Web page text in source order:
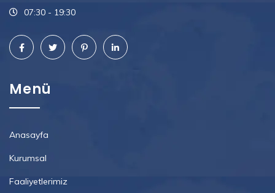
07:30 - 19:30
Menü
Anasayfa
Kurumsal
Faaliyetlerimiz